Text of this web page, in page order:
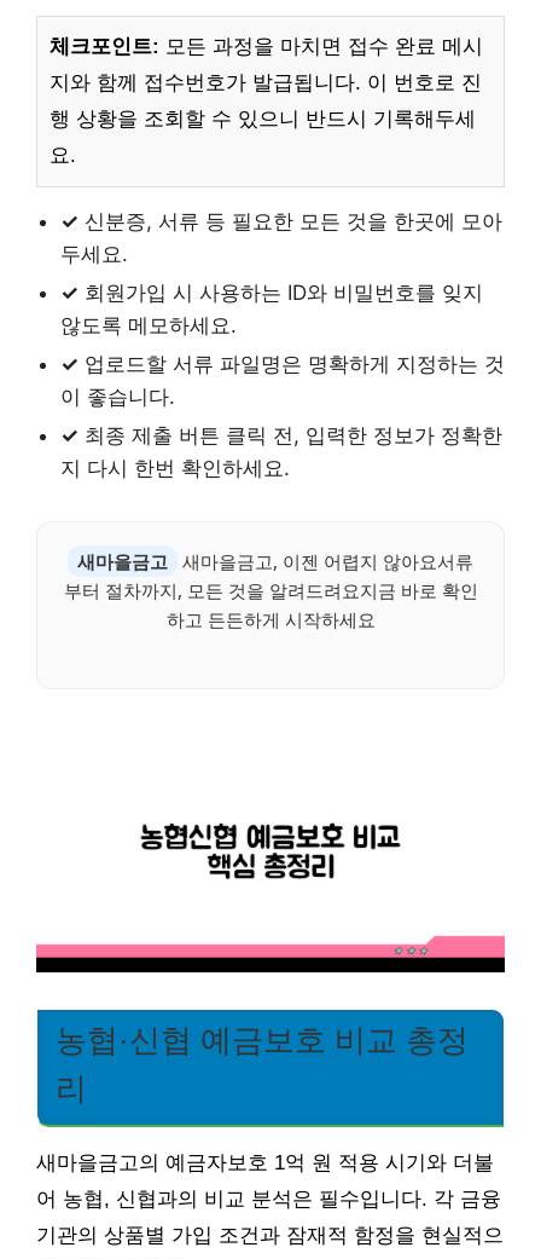
체크포인트: 모든 과정을 마치면 접수 완료 메시
지와 함께 접수번호가 발급됩니다. 이 번호로 진
행 상황을 조회할 수 있으니 반드시 기록해두세
요.
✓ 신분증, 서류 등 필요한 모든 것을 한곳에 모아
두세요.
✓ 회원가입 시 사용하는 ID와 비밀번호를 잊지
않도록 메모하세요.
✓ 업로드할 서류 파일명은 명확하게 지정하는 것
이 좋습니다.
✓ 최종 제출 버튼 클릭 전, 입력한 정보가 정확한
지 다시 한번 확인하세요.
새마을금고
새마을금고, 이젠 어렵지 않아요서류
부터 절차까지, 모든 것을 알려드려요지금 바로 확인
하고 든든하게 시작하세요
농협·신협 예금보호 비교 총정
리
새마을금고의 예금자보호 1억 원 적용 시기와 더불
어 농협, 신협과의 비교 분석은 필수입니다. 각 금융
기관의 상품별 가입 조건과 잠재적 함정을 현실적으